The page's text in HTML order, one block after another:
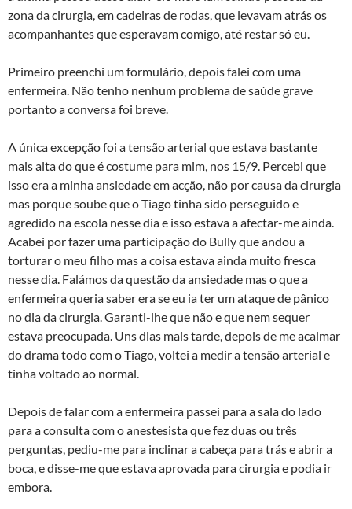
zona da cirurgia, em cadeiras de rodas, que levavam atrás os
acompanhantes que esperavam comigo, até restar só eu.
Primeiro preenchi um formulário, depois falei com uma
enfermeira. Não tenho nenhum problema de saúde grave
portanto a conversa foi breve.
A única excepção foi a tensão arterial que estava bastante
mais alta do que é costume para mim, nos 15/9. Percebi que
isso era a minha ansiedade em acção, não por causa da cirurgia
mas porque soube que o Tiago tinha sido perseguido e
agredido na escola nesse dia e isso estava a afectar-me ainda.
Acabei por fazer uma participação do Bully que andou a
torturar o meu filho mas a coisa estava ainda muito fresca
nesse dia. Falámos da questão da ansiedade mas o que a
enfermeira queria saber era se eu ia ter um ataque de pânico
no dia da cirurgia. Garanti-lhe que não e que nem sequer
estava preocupada. Uns dias mais tarde, depois de me acalmar
do drama todo com o Tiago, voltei a medir a tensão arterial e
tinha voltado ao normal.
Depois de falar com a enfermeira passei para a sala do lado
para a consulta com o anestesista que fez duas ou três
perguntas, pediu-me para inclinar a cabeça para trás e abrir a
boca, e disse-me que estava aprovada para cirurgia e podia ir
embora.